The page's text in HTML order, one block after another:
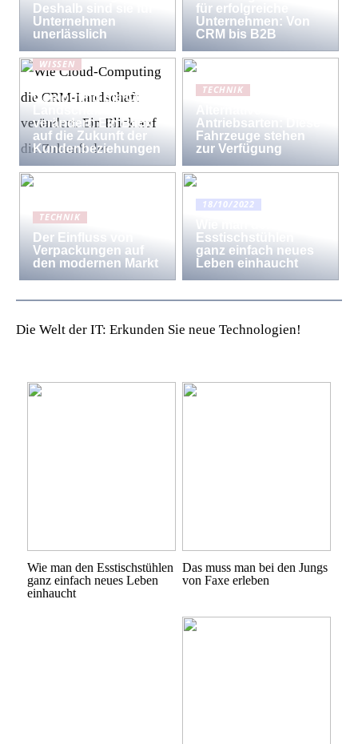
Deshalb sind sie für
Unternehmen
unerlässlich
für erfolgreiche
Unternehmen: Von
CRM bis B2B
WISSEN
Computing die CRM-
verändert: Ein Blick
auf die Zukunft der
Kundenbeziehungen
TECHNIK
Antriebsarten: Diese
Fahrzeuge stehen
zur Verfügung
TECHNIK
Der Einfluss von
Verpackungen auf
den modernen Markt
18/10/2022
Esstischstühlen
ganz einfach neues
Leben einhaucht
Die Welt der IT: Erkunden Sie neue Technologien!
Wie man den Esstischstühlen
ganz einfach neues Leben
einhaucht
Das muss man bei den Jungs
von Faxe erleben